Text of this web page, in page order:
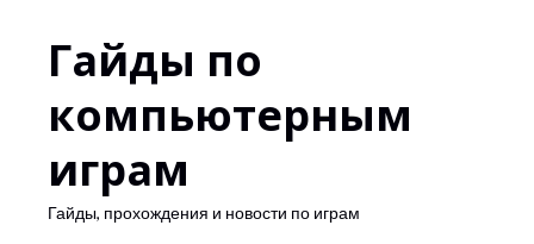
Гайды по
компьютерным
играм
Гайды, прохождения и новости по играм